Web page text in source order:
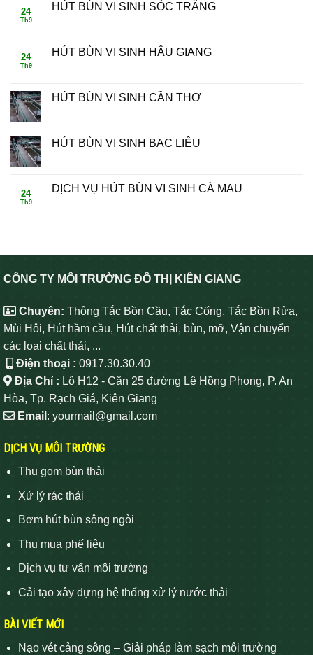
24
Th9
HÚT BÙN VI SINH SÓC TRĂNG
24
Th9
HÚT BÙN VI SINH HẬU GIANG
HÚT BÙN VI SINH CẦN THƠ
HÚT BÙN VI SINH BẠC LIÊU
24
Th9
DỊCH VỤ HÚT BÙN VI SINH CÀ MAU
CÔNG TY MÔI TRƯỜNG ĐÔ THỊ KIÊN GIANG
Chuyên: Thông Tắc Bồn Cầu, Tắc Cống, Tắc Bồn Rửa,
Mùi Hôi, Hút hầm cầu, Hút chất thải, bùn, mỡ, Vận chuyển
các loại chất thải, ...
Điện thoại : 0917.30.30.40
Địa Chỉ : Lô H12 - Căn 25 đường Lê Hồng Phong, P. An
Hòa, Tp. Rạch Giá, Kiên Giang
Email : yourmail@gmail.com
DỊCH VỤ MÔI TRƯỜNG
Thu gom bùn thải
Xử lý rác thải
Bơm hút bùn sông ngòi
Thu mua phế liệu
Dịch vụ tư vấn môi trường
Cải tạo xây dựng hệ thống xử lý nước thải
BÀI VIẾT MỚI
Nạo vét cảng sông – Giải pháp làm sạch môi trường